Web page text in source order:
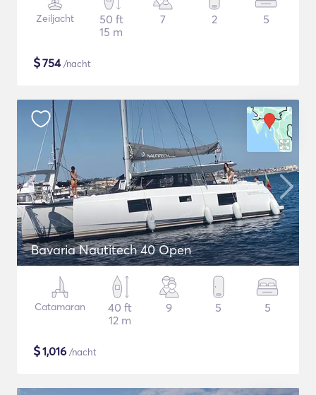
Zeiljacht
50 ft
15 m
7 2 5
$754/nacht
Bavaria Nautitech 40 Open
Catamaran
40 ft
12 m
9 5 5
$1,016 /nacht